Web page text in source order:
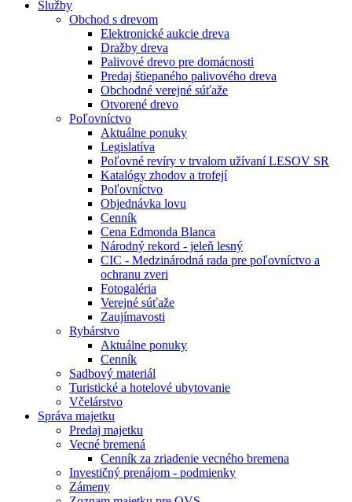
Služby
Obchod s drevom
Elektronické aukcie dreva
Dražby dreva
Palivové drevo pre domácnosti
Predaj štiepaného palivového dreva
Obchodné verejné súťaže
Otvorené drevo
Poľovníctvo
Aktuálne ponuky
Legislatíva
Poľovné revíry v trvalom užívaní LESOV SR
Katalógy zhodov a trofejí
Poľovníctvo
Objednávka lovu
Cenník
Cena Edmonda Blanca
Národný rekord - jeleň lesný
CIC - Medzinárodná rada pre poľovníctvo a
ochranu zveri
Fotogaléria
Verejné súťaže
Zaujímavosti
Rybárstvo
Aktuálne ponuky
Cenník
Sadbový materiál
Turistické a hotelové ubytovanie
Včelárstvo
Správa majetku
Predaj majetku
Vecné bremená
Cenník za zriadenie vecného bremena
Investičný prenájom - podmienky
Zámeny